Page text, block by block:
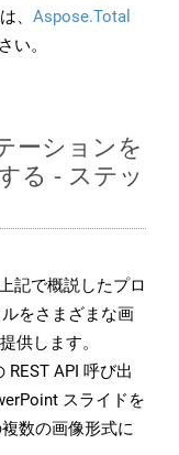
、 Aspose.Total
い。
ーションを
る - ステッ
記で概説したプロ
をさまざまな画
供します。
API 呼び出
スライドを
数の画像形式に